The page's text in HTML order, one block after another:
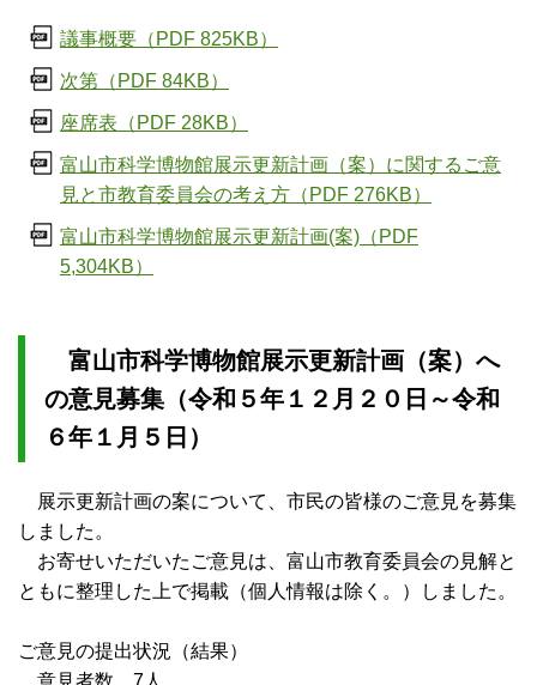
議事概要（PDF 825KB）
次第（PDF 84KB）
座席表（PDF 28KB）
富山市科学博物館展示更新計画（案）に関するご意
見と市教育委員会の考え方（PDF 276KB）
富山市科学博物館展示更新計画(案)（PDF
5,304KB）
富山市科学博物館展示更新計画（案）へ
の意見募集（令和５年１２月２０日～令和
６年１月５日）
展示更新計画の案について、市民の皆様のご意見を募集
しました。
お寄せいただいたご意見は、富山市教育委員会の見解と
ともに整理した上で掲載（個人情報は除く。）しました。
ご意見の提出状況（結果）
意見者数 7人